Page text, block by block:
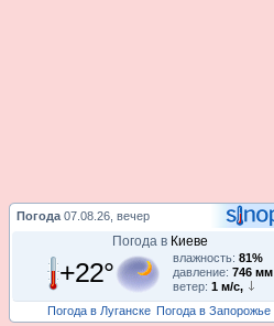
Погода 07.08.26, вечер
Погода в Киеве
+22° влажность: 81%
давление: 746 мм
ветер: 1 м/с,
Погода в Луганске Погода в Запорожье